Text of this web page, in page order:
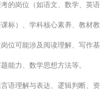
考的岗位（如语文、数学、英
标）、学科核心素养、教材
位可能涉及阅读理解、写作
能力、数学思想方法等。
言语理解与表达、逻辑判断、